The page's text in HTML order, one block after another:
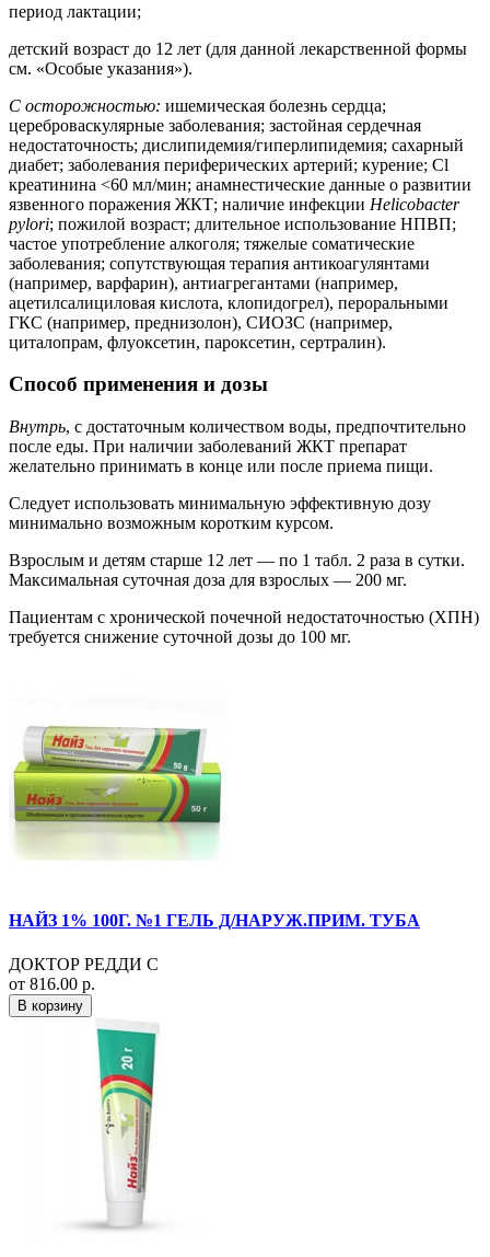
период лактации;
детский возраст до 12 лет (для данной лекарственной формы
см. «Особые указания»).
С осторожностью: ишемическая болезнь сердца;
цереброваскулярные заболевания; застойная сердечная
недостаточность; дислипидемия/гиперлипидемия; сахарный
диабет; заболевания периферических артерий; курение; Cl
креатинина <60 мл/мин; анамнестические данные о развитии
язвенного поражения ЖКТ; наличие инфекции Helicobacter
pylori; пожилой возраст; длительное использование НПВП;
частое употребление алкоголя; тяжелые соматические
заболевания; сопутствующая терапия антикоагулянтами
(например, варфарин), антиагрегантами (например,
ацетилсалициловая кислота, клопидогрел), пероральными
ГКС (например, преднизолон), СИОЗС (например,
циталопрам, флуоксетин, пароксетин, сертралин).
Способ применения и дозы
Внутрь, с достаточным количеством воды, предпочтительно
после еды. При наличии заболеваний ЖКТ препарат
желательно принимать в конце или после приема пищи.
Следует использовать минимальную эффективную дозу
минимально возможным коротким курсом.
Взрослым и детям старше 12 лет — по 1 табл. 2 раза в сутки.
Максимальная суточная доза для взрослых — 200 мг.
Пациентам с хронической почечной недостаточностью (ХПН)
требуется снижение суточной дозы до 100 мг.
НАЙЗ 1% 100Г. №1 ГЕЛЬ Д/НАРУЖ.ПРИМ. ТУБА
ДОКТОР РЕДДИ С
от 816.00 р.
В корзину